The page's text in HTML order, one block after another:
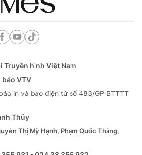
Truyền hình Việt Nam
báo VTV
in và báo điện tử số 483/GP-BTTTT
Thủy
Thị Mỹ Hạnh, Phạm Quốc Thắng,